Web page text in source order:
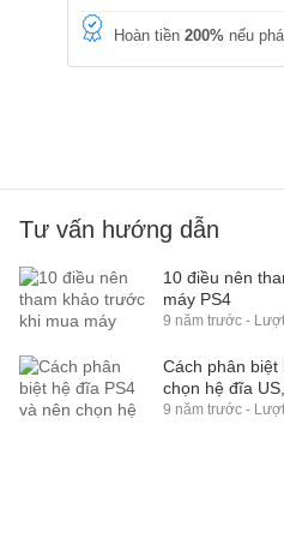
Hoàn tiền 200% nếu
Tư vấn hướng dẫn
10 điều nên
máy PS4
9 năm trước -
Cách phân biệt
chọn hệ đĩa
9 năm trước -